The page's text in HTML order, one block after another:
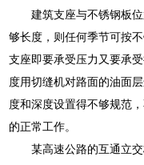
建筑支座与不锈钢板
够长度，则任何季节可按
支座即要承受压力又要承
度用切缝机对路面的油面
度和深度设置得不够规范
的正常工作。
某高速公路的互通立